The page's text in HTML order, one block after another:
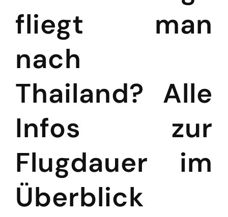
fliegt man
nach
Thailand? Alle
Infos zur
Flugdauer im
Überblick